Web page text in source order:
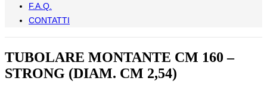
F.A.Q.
CONTATTI
TUBOLARE MONTANTE CM 160 –
STRONG (DIAM. CM 2,54)